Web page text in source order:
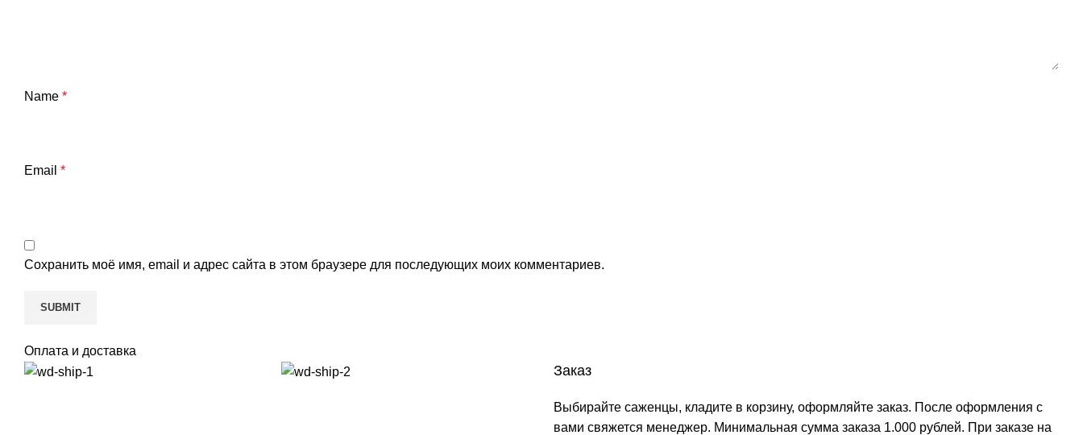
Name *
Email *
Сохранить моё имя, email и адрес сайта в этом браузере для последующих моих комментариев.
Оплата и доставка
Заказ
Выбирайте саженцы, кладите в корзину, оформляйте заказ. После оформления с
вами свяжется менеджер. Минимальная сумма заказа 1.000 рублей. При заказе на